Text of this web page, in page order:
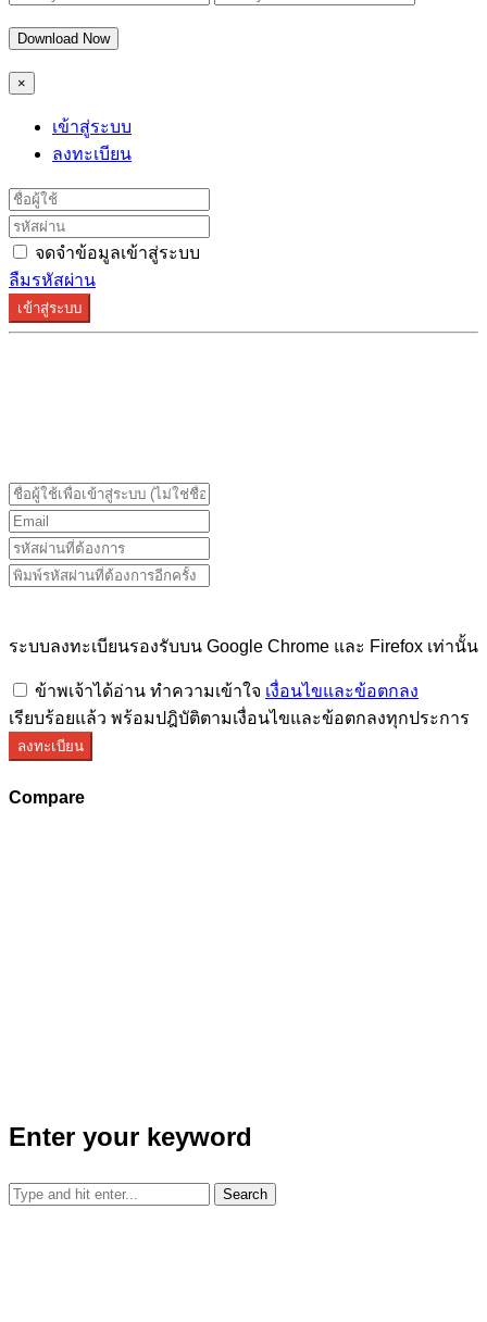
Download Now
×
เข้าสู่ระบบ
ลงทะเบียน
จดจำข้อมูลเข้าสู่ระบบ
ลืมรหัสผ่าน
เข้าสู่ระบบ
ระบบลงทะเบียนรองรับบน Google Chrome และ Firefox เท่านั้น
ข้าพเจ้าได้อ่าน ทำความเข้าใจ เงื่อนไขและข้อตกลง
เรียบร้อยแล้ว พร้อมปฎิบัติตามเงื่อนไขและข้อตกลงทุกประการ
ลงทะเบียน
Compare
Enter your keyword
Search